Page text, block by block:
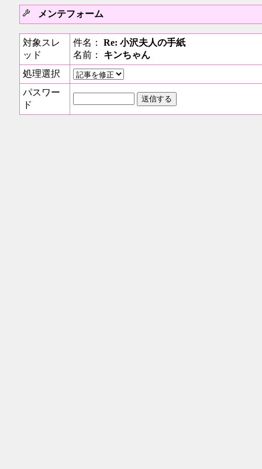
メンテフォーム
対象スレ
ッド
件名： Re: 小沢夫人の手紙
名前： キンちゃん
処理選択
パスワー
ド